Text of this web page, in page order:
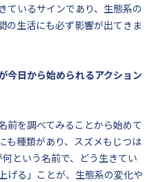
ているサインであり、生態系の
の生活にも必ず影響が出てきま
日から始められるアクション
前を調べてみることから始めて
も種類があり、スズメもじつは
という名前で、どう生きてい
げる」ことが、生態系の変化や